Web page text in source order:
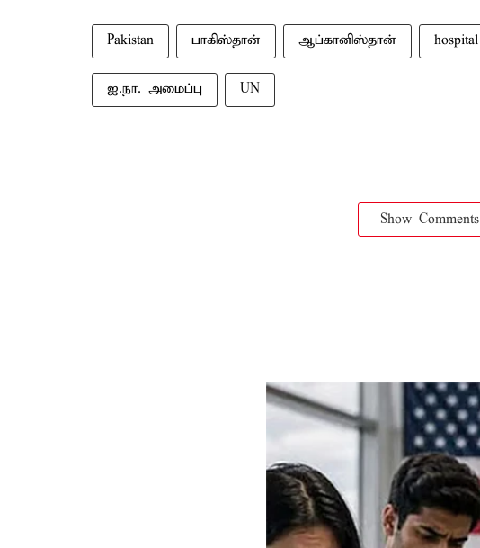
Pakistan பாகிஸ்தான் ஆப்கானிஸ்தான் hospital
ஐ.நா. அமைப்பு UN
Show Comments